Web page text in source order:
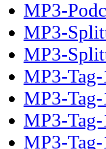
MP3-
MP3-
MP3-
MP3-
MP3-
MP3-
MP3-